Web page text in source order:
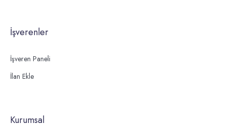
İşverenler
İşveren Paneli
İlan Ekle
Kurumsal